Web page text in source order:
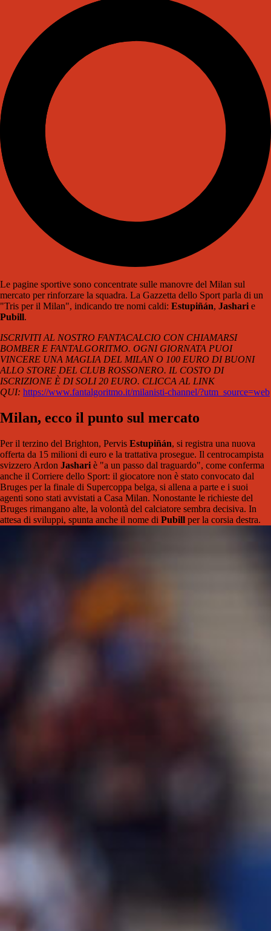
Le pagine sportive sono concentrate sulle manovre del Milan sul
mercato per rinforzare la squadra. La Gazzetta dello Sport parla di un
"Tris per il Milan", indicando tre nomi caldi: Estupiñán, Jasharie
Pubill.
ISCRIVITI AL NOSTRO FANTACALCIO CON CHIAMARSI
BOMBER E FANTALGORITMO. OGNI GIORNATA PUOI
VINCERE UNA MAGLIA DEL MILAN O 100 EURO DI BUONI
ALLO STORE DEL CLUB ROSSONERO. IL COSTO DI
ISCRIZIONE È DI SOLI 20 EURO. CLICCA AL LINK
QUI: https://www.fantalgoritmo.it/milanisti-channel/?utm_source=web
Milan, ecco il punto sul mercato
Per il terzino del Brighton, Pervis Estupiñán, si registra una nuova
offerta da 15 milioni di euro e la trattativa prosegue. Il centrocampista
svizzero Ardon Jashari è "a un passo dal traguardo", come conferma
anche il Corriere dello Sport: il giocatore non è stato convocato dal
Bruges per la finale di Supercoppa belga, si allena a parte e i suoi
agenti sono stati avvistati a Casa Milan. Nonostante le richieste del
Bruges rimangano alte, la volontà del calciatore sembra decisiva. In
attesa di sviluppi, spunta anche il nome di Pubill per la corsia destra.